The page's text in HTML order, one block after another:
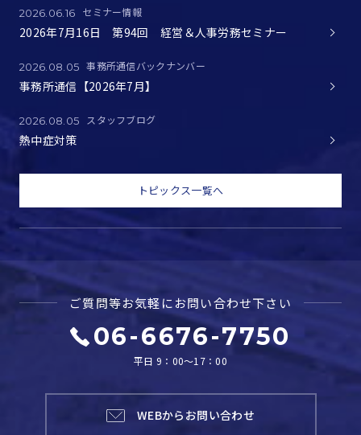
2026.06.16 セミナー情報
2026年7月16日 第94回 経営＆人事労務セミナー
2026.08.05 事務所通信バックナンバー
事務所通信【2026年7月】
2026.08.05 スタッフブログ
熱中症対策
トピックス一覧へ
ご質問等お気軽にお問い合わせ下さい
06-6676-7750
平日 9：00～17：00
WEBからお問い合わせ